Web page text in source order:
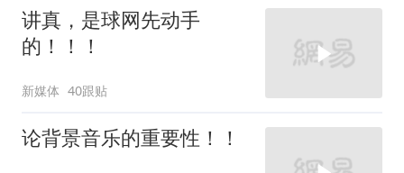
讲真，是球网先动手
的！！！
新媒体 40跟贴
论背景音乐的重要性！！